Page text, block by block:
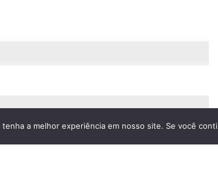
a melhor experiência em nosso site. Se você